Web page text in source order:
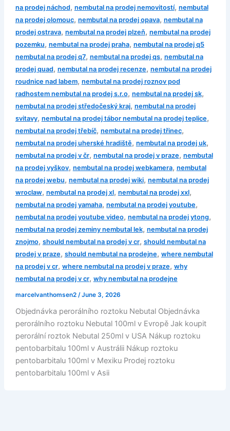
na prodej náchod, nembutal na prodej nemovitostí, nembutal
na prodej olomouc, nembutal na prodej opava, nembutal na
prodej ostrava, nembutal na prodej plzeň, nembutal na prodej
pozemku, nembutal na prodej praha, nembutal na prodej q5
nembutal na prodej q7, nembutal na prodej qs, nembutal na
prodej quad, nembutal na prodej recenze, nembutal na prodej
roudnice nad labem, nembutal na prodej roznov pod
radhostem nembutal na prodej s.r.o, nembutal na prodej sk,
nembutal na prodej středočeský kraj, nembutal na prodej
svitavy, nembutal na prodej tábor nembutal na prodej teplice,
nembutal na prodej třebíč, nembutal na prodej třinec,
nembutal na prodej uherské hradiště, nembutal na prodej uk,
nembutal na prodej v čr, nembutal na prodej v praze, nembutal
na prodej vyškov, nembutal na prodej webkamera, nembutal
na prodej webu, nembutal na prodej wiki, nembutal na prodej
wroclaw, nembutal na prodej xl, nembutal na prodej xxl,
nembutal na prodej yamaha, nembutal na prodej youtube,
nembutal na prodej youtube video, nembutal na prodej ytong,
nembutal na prodej zeminy nembutal lek, nembutal na prodej
znojmo, should nembutal na prodej v cr, should nembutal na
prodej v praze, should nembutal na prodejne, where nembutal
na prodej v cr, where nembutal na prodej v praze, why
nembutal na prodej v cr, why nembutal na prodejne
marcelvanthomsen2 /June 3, 2026
Objednávka perorálního roztoku Nebutal Objednávka
perorálního roztoku Nebutal 100ml v Evropě Jak koupit
perorální roztok Nebutal 250ml v USA Nákup roztoku
pentobarbitalu 100ml v Austrálii Nákup roztoku
pentobarbitalu 100ml v Mexiku Prodej roztoku
pentobarbitalu 100ml v Asii